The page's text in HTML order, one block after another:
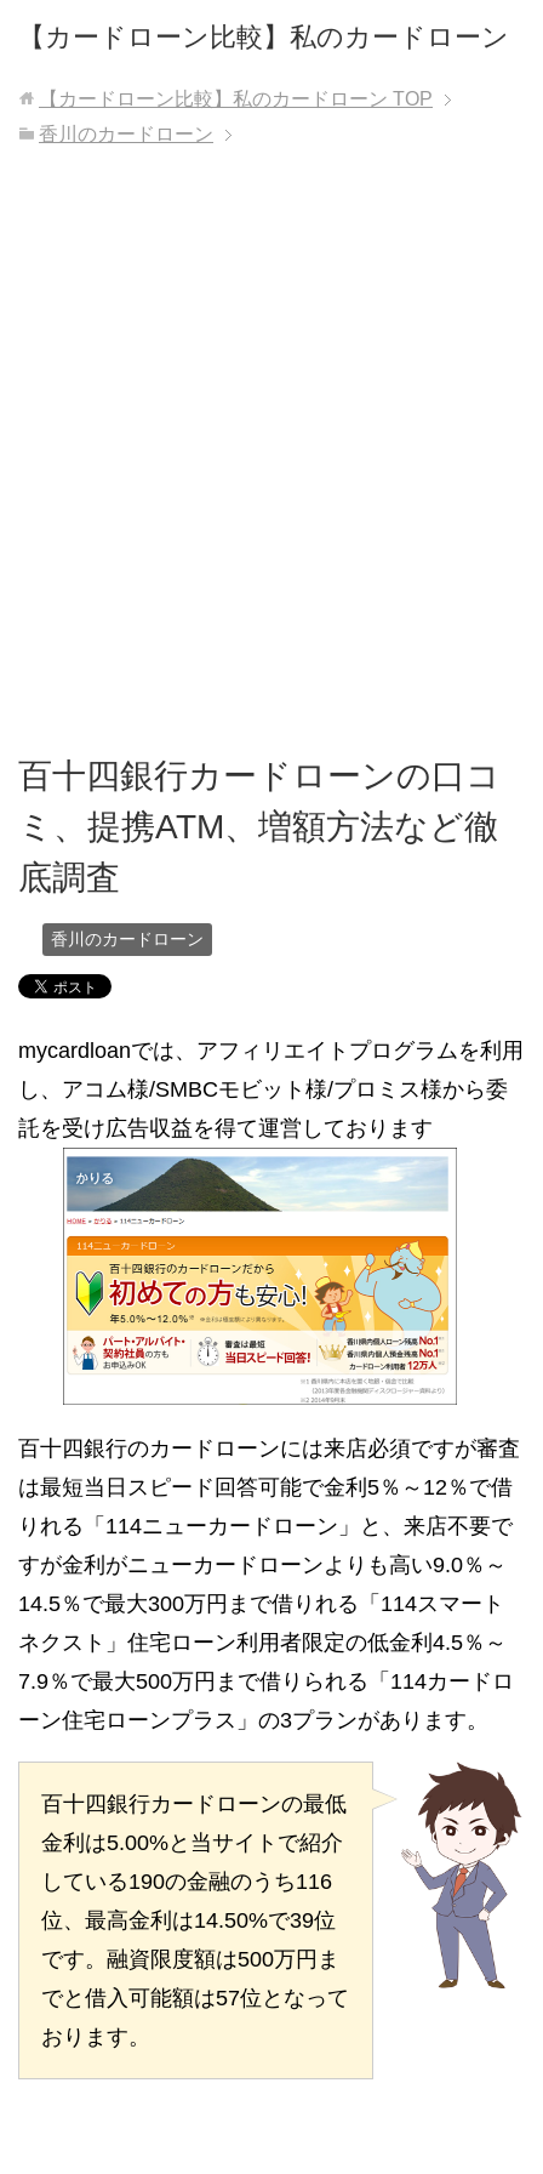
【カードローン比較】私のカードローン
【カードローン比較】私のカードローン TOP
香川のカードローン
百十四銀行カードローンの口コ
ミ、提携ATM、増額方法など徹
底調査
香川のカードローン
mycardloanでは、アフィリエイトプログラムを利用
し、アコム様/SMBCモビット様/プロミス様から委
託を受け広告収益を得て運営しております
百十四銀行のカードローンには来店必須ですが審査
は最短当日スピード回答可能で金利5％～12％で借
りれる「114ニューカードローン」と、来店不要で
すが金利がニューカードローンよりも高い9.0％～
14.5％で最大300万円まで借りれる「114スマート
ネクスト」住宅ローン利用者限定の低金利4.5％～
7.9％で最大500万円まで借りられる「114カードロ
ーン住宅ローンプラス」の3プランがあります。
百十四銀行カードローンの最低
金利は5.00%と当サイトで紹介
している190の金融のうち116
位、最高金利は14.50%で39位
です。融資限度額は500万円ま
でと借入可能額は57位となって
おります。